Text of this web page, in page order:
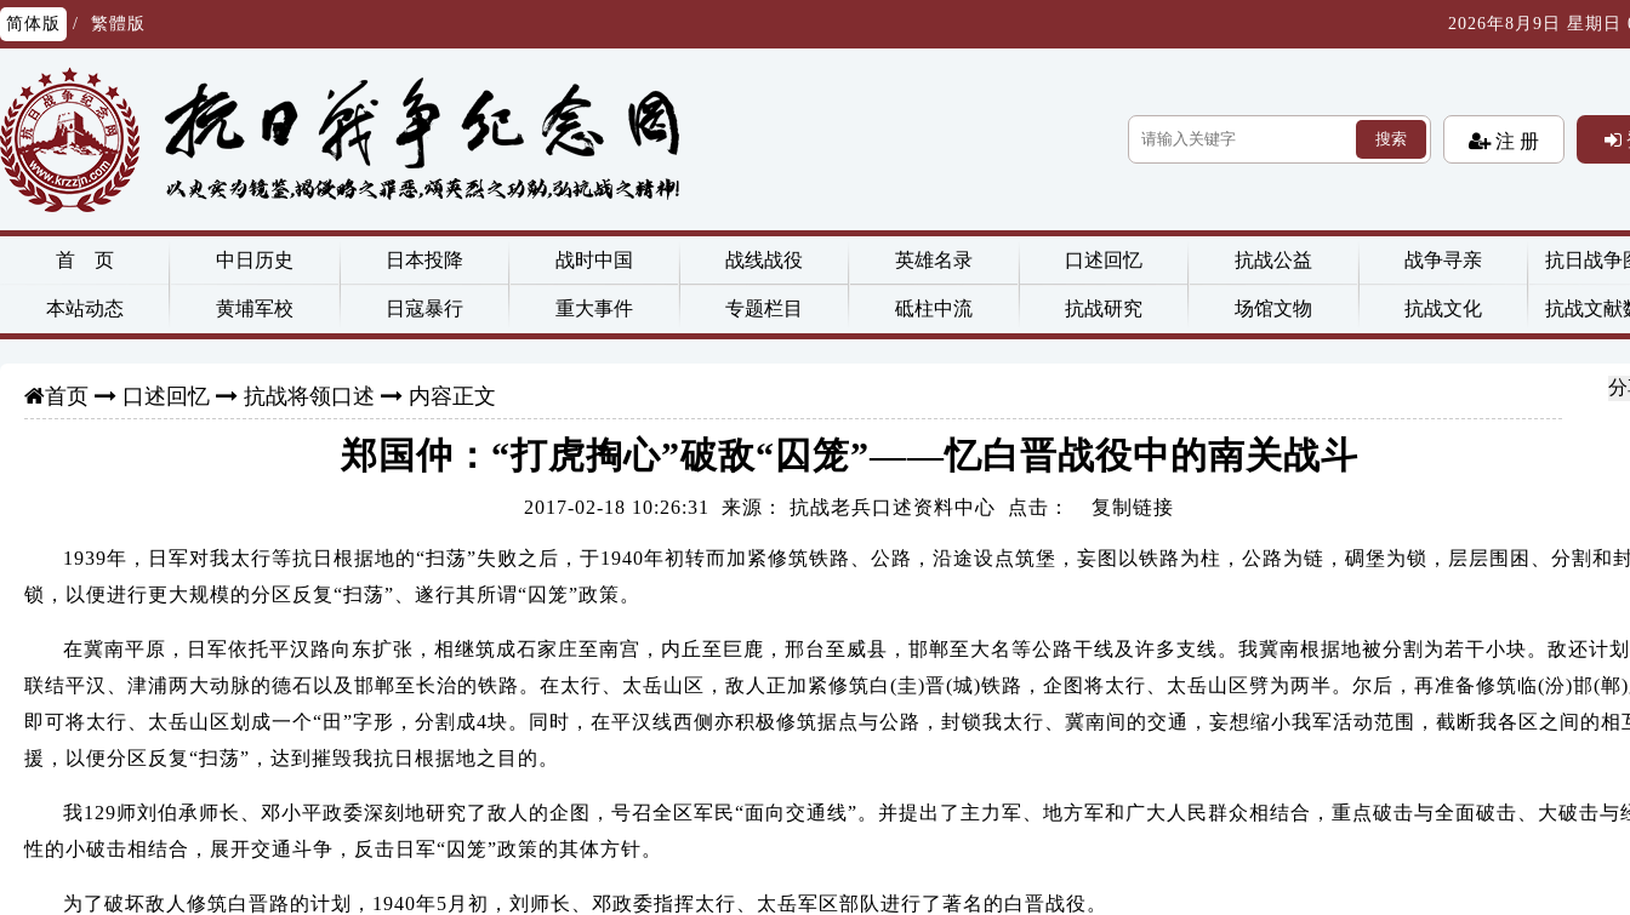
简体版 / 繁體版 2026年8月9日 星期日
搜索 注 册
首 页 中日历史 日本投降 战时中国 战线战役 英雄名录 口述回忆 抗战公益 战争寻亲 抗日战争
本站动态 黄埔军校 日寇暴行 重大事件 专题栏目 砥柱中流 抗战研究 场馆文物 抗战文化 抗战文献
首页 口述回忆 抗战将领口述 内容正文
郑国仲：“打虎掏心”破敌“囚笼”——忆白晋战役中的南关战斗
2017-02-18 10:26:31 来源： 抗战老兵口述资料中心 点击： 复制链接
1939年，日军对我太行等抗日根据地的“扫荡”失败之后，于1940年初转而加紧修筑铁路、公路，沿途设点筑堡，妄图以铁路为柱，公路为链，碉堡为锁，层层围困、分割和
锁，以便进行更大规模的分区反复“扫荡”、遂行其所谓“囚笼”政策。
在冀南平原，日军依托平汉路向东扩张，相继筑成石家庄至南宫，内丘至巨鹿，邢台至威县，邯郸至大名等公路干线及许多支线。我冀南根据地被分割为若干小块。敌还计
联结平汉、津浦两大动脉的德石以及邯郸至长治的铁路。在太行、太岳山区，敌人正加紧修筑白(圭)晋(城)铁路，企图将太行、太岳山区劈为两半。尔后，再准备修筑临(汾)邯(郸
即可将太行、太岳山区划成一个“田”字形，分割成4块。同时，在平汉线西侧亦积极修筑据点与公路，封锁我太行、冀南间的交通，妄想缩小我军活动范围，截断我各区之间的相
援，以便分区反复“扫荡”，达到摧毁我抗日根据地之目的。
我129师刘伯承师长、邓小平政委深刻地研究了敌人的企图，号召全区军民“面向交通线”。并提出了主力军、地方军和广大人民群众相结合，重点破击与全面破击、大破击与
性的小破击相结合，展开交通斗争，反击日军“囚笼”政策的其体方针。
为了破坏敌人修筑白晋路的计划，1940年5月初，刘师长、邓政委指挥太行、太岳军区部队进行了著名的白晋战役。